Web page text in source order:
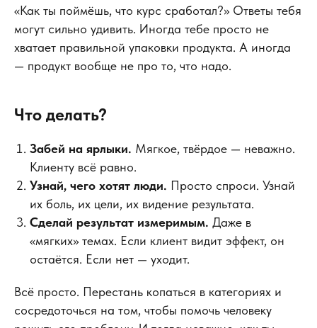
«Как ты поймёшь, что курс сработал?» Ответы тебя
могут сильно удивить. Иногда тебе просто не
хватает правильной упаковки продукта. А иногда
— продукт вообще не про то, что надо.
Что делать?
Забей на ярлыки. Мягкое, твёрдое — неважно.
Клиенту всё равно.
Узнай, чего хотят люди. Просто спроси. Узнай
их боль, их цели, их видение результата.
Сделай результат измеримым. Даже в
«мягких» темах. Если клиент видит эффект, он
остаётся. Если нет — уходит.
Всё просто. Перестань копаться в категориях и
сосредоточься на том, чтобы помочь человеку